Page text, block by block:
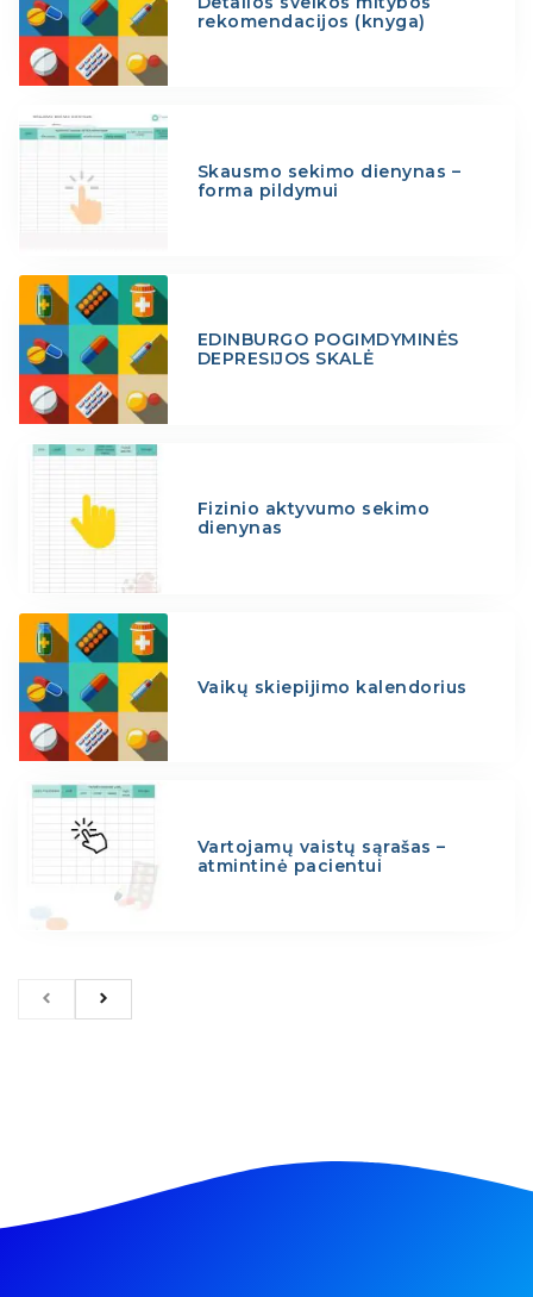
rekomendacijos (knyga)
Skausmo sekimo dienynas –
forma pildymui
EDINBURGO POGIMDYMINĖS
DEPRESIJOS SKALĖ
Fizinio aktyvumo sekimo
dienynas
Vaikų skiepijimo kalendorius
Vartojamų vaistų sąrašas –
atmintinė pacientui